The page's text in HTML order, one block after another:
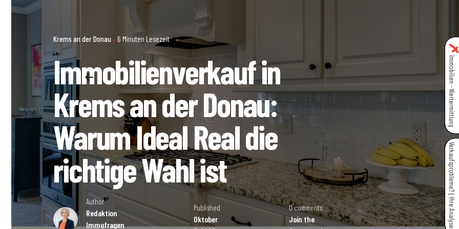
Krems an der Donau 6 Minuten Lesezeit
Immobilienverkauf in
Krems an der Donau:
Warum Ideal Real die
richtige Wahl ist
Author
Redaktion
Immofragen
Published
Oktober
0 comments
Join the
Immobilien - Wertermittlung
Verkaufsprobleme? { Ihre Analyse }